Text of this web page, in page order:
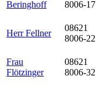
Beringhoff
8006-17
Herr Fellner
08621
8006-22
Frau
Flötzinger
08621
8006-32